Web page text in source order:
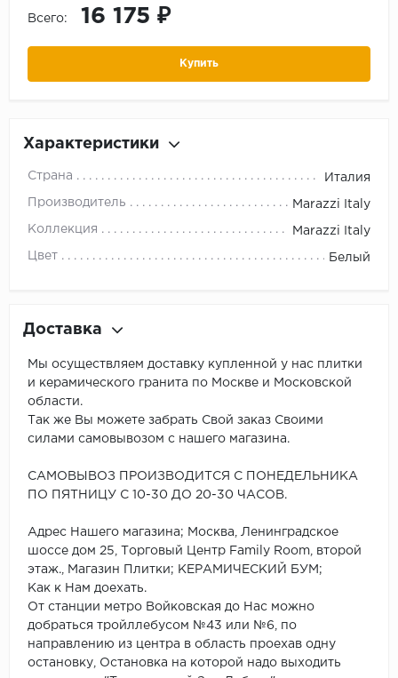
Всего: 16 175 ₽
Купить
Характеристики
Страна Италия
Производитель Marazzi Italy
Коллекция Marazzi Italy
Цвет Белый
Доставка
Мы осуществляем доставку купленной у нас плитки
и керамического гранита по Москве и Московской
области.
Так же Вы можете забрать Свой заказ Своими
силами самовывозом с нашего магазина.
САМОВЫВОЗ ПРОИЗВОДИТСЯ С ПОНЕДЕЛЬНИКА
ПО ПЯТНИЦУ С 10-30 ДО 20-30 ЧАСОВ.
Адрес Нашего магазина; Москва, Ленинградское
шоссе дом 25, Торговый Центр Family Room, второй
этаж., Магазин Плитки; КЕРАМИЧЕСКИЙ БУМ;
Как к Нам доехать.
От станции метро Войковская до Нас можно
добраться тройллебусом №43 или №6, по
направлению из центра в область проехав одну
остановку, Остановка на которой надо выходить